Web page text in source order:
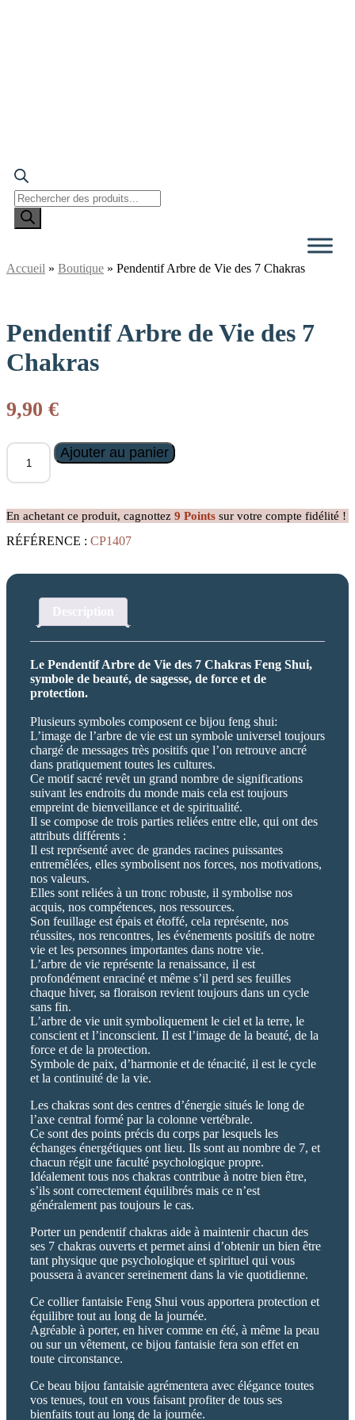
Recherche
de
Accueil » Boutique » Pendentif Arbre de Vie des 7 Chakras
Pendentif Arbre de Vie des 7
Chakras
9,90 €
quantité
Pendentif
Vie
des
7
Ajouter au panier
En achetant ce produit, cagnottez 9 Points sur votre compte fidélité !
RÉFÉRENCE : CP1407
Description
Le Pendentif Arbre de Vie des 7 Chakras Feng Shui,
symbole de beauté, de sagesse, de force et de
protection.
Plusieurs symboles composent ce bijou feng shui:
L’image de l’arbre de vie est un symbole universel toujours
chargé de messages très positifs que l’on retrouve ancré
dans pratiquement toutes les cultures.
Ce motif sacré revêt un grand nombre de significations
suivant les endroits du monde mais cela est toujours
empreint de bienveillance et de spiritualité.
Il se compose de trois parties reliées entre elle, qui ont des
attributs différents :
Il est représenté avec de grandes racines puissantes
entremêlées, elles symbolisent nos forces, nos motivations,
nos valeurs.
Elles sont reliées à un tronc robuste, il symbolise nos
acquis, nos compétences, nos ressources.
Son feuillage est épais et étoffé, cela représente, nos
réussites, nos rencontres, les événements positifs de notre
vie et les personnes importantes dans notre vie.
L’arbre de vie représente la renaissance, il est
profondément enraciné et même s’il perd ses feuilles
chaque hiver, sa floraison revient toujours dans un cycle
sans fin.
L’arbre de vie unit symboliquement le ciel et la terre, le
conscient et l’inconscient. Il est l’image de la beauté, de la
force et de la protection.
Symbole de paix, d’harmonie et de ténacité, il est le cycle
et la continuité de la vie.
Les chakras sont des centres d’énergie situés le long de
l’axe central formé par la colonne vertébrale.
Ce sont des points précis du corps par lesquels les
échanges énergétiques ont lieu. Ils sont au nombre de 7, et
chacun régit une faculté psychologique propre.
Idéalement tous nos chakras contribue à notre bien être,
s’ils sont correctement équilibrés mais ce n’est
généralement pas toujours le cas.
Porter un pendentif chakras aide à maintenir chacun des
ses 7 chakras ouverts et permet ainsi d’obtenir un bien être
tant physique que psychologique et spirituel qui vous
poussera à avancer sereinement dans la vie quotidienne.
Ce collier fantaisie Feng Shui vous apportera protection et
équilibre tout au long de la journée.
Agréable à porter, en hiver comme en été, à même la peau
ou sur un vêtement, ce bijou fantaisie fera son effet en
toute circonstance.
Ce beau bijou fantaisie agrémentera avec élégance toutes
vos tenues, tout en vous faisant profiter de tous ses
bienfaits tout au long de la journée.